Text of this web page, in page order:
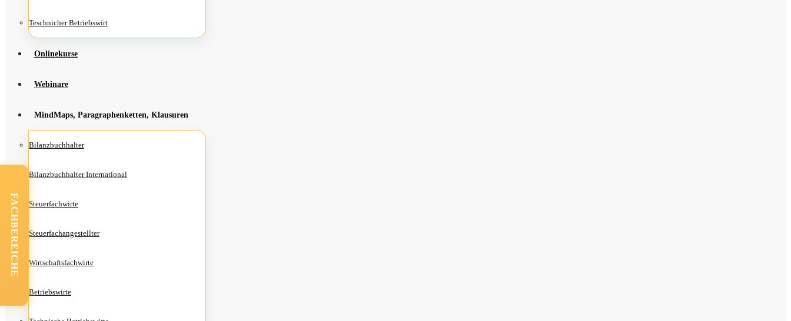
Teschni­cher Betriebswirt
Online­kur­se
Web­i­na­re
Mind­Maps, Para­gra­phen­ket­ten, Klausuren
Bilanz­buch­hal­ter
Bilanz­buch­hal­ter International
Steu­er­fach­wir­te
Steu­er­fach­an­ge­stell­ter
Wirt­schafts­fach­wir­te
Betriebs­wir­te
FACHBEREICHE